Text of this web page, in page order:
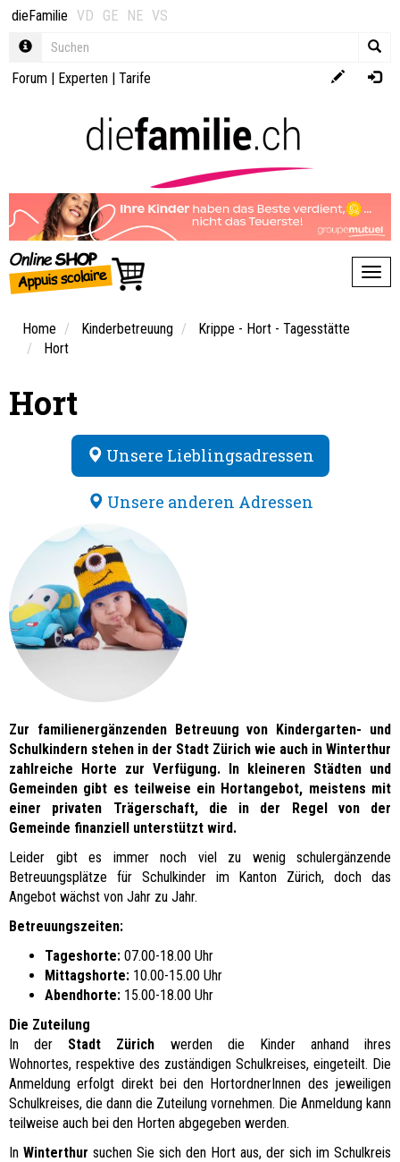
dieFamilie VD GE NE VS
Forum | Experten | Tarife
Home Kinderbetreuung
Krippe - Hort - Tagesstätte
Hort
Hort
Unsere Lieblingsadressen
Unsere anderen Adressen
Zur familienergänzenden Betreuung von Kindergarten- und
Schulkindern stehen in der Stadt Zürich wie auch in Winterthur
zahlreiche Horte zur Verfügung. In kleineren Städten und
Gemeinden gibt es teilweise ein Hortangebot, meistens mit
einer privaten Trägerschaft, die in der Regel von der
Gemeinde finanziell unterstützt wird.
Leider gibt es immer noch viel zu wenig schulergänzende
Betreuungsplätze für Schulkinder im Kanton Zürich, doch das
Angebot wächst von Jahr zu Jahr.
Betreuungszeiten:
Tageshorte: 07.00-18.00 Uhr
Mittagshorte: 10.00-15.00 Uhr
Abendhorte: 15.00-18.00 Uhr
Die Zuteilung
In der Stadt Zürich werden die Kinder anhand ihres
Wohnortes, respektive des zuständigen Schulkreises, eingeteilt. Die
Anmeldung erfolgt direkt bei den HortordnerInnen des jeweiligen
Schulkreises, die dann die Zuteilung vornehmen. Die Anmeldung kann
teilweise auch bei den Horten abgegeben werden.
In Winterthur suchen Sie sich den Hort aus, der sich im Schulkreis